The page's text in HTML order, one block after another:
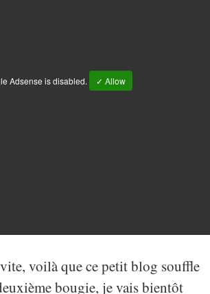
Adsense is disabled. ✓ Allow
voilà que ce petit blog souffle
bougie, je vais bientôt